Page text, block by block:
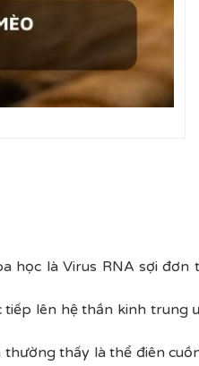
học là Virus RNA sợi đơn
lên hệ thần kinh trung
thấy là thể điên